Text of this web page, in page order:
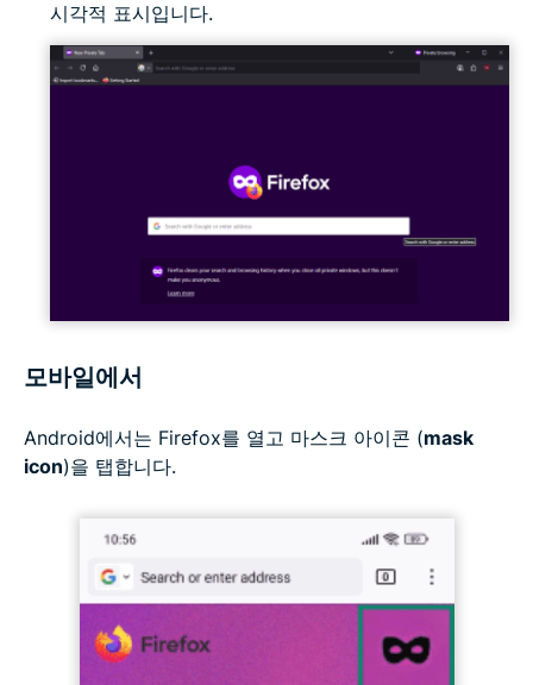
시각적 표시입니다.
모바일에서
Android에서는 Firefox를 열고 마스크 아이콘 (mask
icon)을 탭합니다.